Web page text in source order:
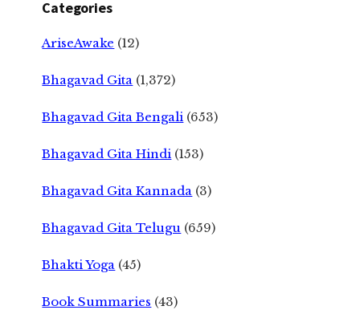
Categories
AriseAwake (12)
Bhagavad Gita (1,372)
Bhagavad Gita Bengali (653)
Bhagavad Gita Hindi (153)
Bhagavad Gita Kannada (3)
Bhagavad Gita Telugu (659)
Bhakti Yoga (45)
Book Summaries (43)